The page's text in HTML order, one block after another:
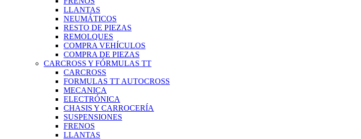
LLANTAS
NEUMÁTICOS
RESTO DE PIEZAS
REMOLQUES
COMPRA VEHÍCULOS
COMPRA DE PIEZAS
CARCROSS Y FÓRMULAS TT
CARCROSS
FORMULAS TT AUTOCROSS
MECANICA
ELECTRÓNICA
CHASIS Y CARROCERÍA
SUSPENSIONES
FRENOS
LLANTAS